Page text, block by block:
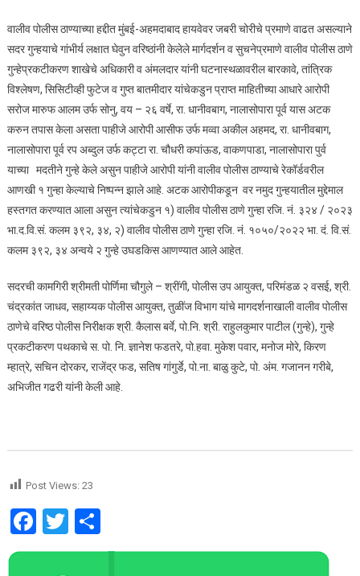
वालीव पोलीस ठाण्याच्या हद्दीत मुंबई-अहमदाबाद हायवेवर जबरी चोरीचे प्रमाणे वाढत असल्याने
सदर गुन्हयाचे गांभीर्य लक्षात घेवुन वरिष्ठांनी केलेले मार्गदर्शन व सुचनेप्रमाणे वालीव पोलीस ठाणे
गुन्हेप्रकटीकरण शाखेचे अधिकारी व अंमलदार यांनी घटनास्थळावरील बारकावे, तांत्रिक
विश्लेषण, सिसिटीव्ही फुटेज व गुप्त बातमीदार यांचेकडुन प्राप्त माहितीच्या आधारे आरोपी
सरोज मारुफ आलम उर्फ सोनु, वय – २६ वर्षे, रा. धानीवबाग, नालासोपारा पूर्व यास अटक
करुन तपास केला असता पाहीजे आरोपी आसीफ उर्फ मव्वा अकील अहमद, रा. धानीवबाग,
नालासोपारा पूर्व रप अब्दुल उर्फ कट्टा रा. चौधरी कपांऊड, वाकणपाडा, नालासोपारा पुर्व
याच्या मदतीने गुन्हे केले असुन पाहीजे आरोपी यांनी वालीव पोलीस ठाण्याचे रेकॉर्डवरील
आणखी १ गुन्हा केल्याचे निष्पन्न झाले आहे. अटक आरोपीकडून वर नमुद गुन्हयातील मुद्देमाल
हस्तगत करण्यात आला असुन त्यांचेकडुन १) वालीव पोलीस ठाणे गुन्हा रजि. नं. ३२४ / २०२३
भा.द.वि.सं. कलम ३९२, ३४, २) वालीव पोलीस ठाणे गुन्हा रजि. नं. १०५०/२०२२ भा. दं. वि.सं.
कलम ३९२, ३४ अन्वये २ गुन्हे उघडकिस आणण्यात आले आहेत.
सदरची कामगिरी श्रीमती पोर्णिमा चौगुले – श्रींगी, पोलीस उप आयुक्त, परिमंडळ २ वसई, श्री.
चंद्रकांत जाधव, सहाय्यक पोलीस आयुक्त, तुळींज विभाग यांचे मागदर्शनाखाली वालीव पोलीस
ठाणेचे वरिष्ठ पोलीस निरीक्षक श्री. कैलास बर्वे, पो.नि. श्री. राहुलकुमार पाटील (गुन्हे), गुन्हे
प्रकटीकरण पथकाचे स. पो. नि. ज्ञानेश फडतरे, पो.हवा. मुकेश पवार, मनोज मोरे, किरण
म्हात्रे, सचिन दोरकर, राजेंद्र फड, सतिष गांगुर्डे, पो.ना. बाळु कुटे, पो. अंम. गजानन गरीबे,
अभिजीत गढरी यांनी केली आहे.
Post Views: 23
Facebook
Twitter
Share